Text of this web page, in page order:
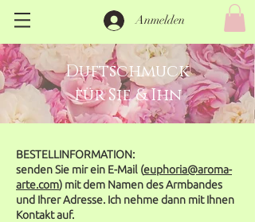
Anmelden
Duftschmuck
für Sie & Ihn
BESTELLINFORMATION:
senden Sie mir ein E-Mail (euphoria@aroma-
arte.com) mit dem Namen des Armbandes
und Ihrer Adresse. Ich nehme dann mit Ihnen
Kontakt auf.